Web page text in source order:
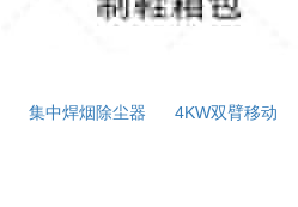
集中焊烟除尘器
4KW双臂移动